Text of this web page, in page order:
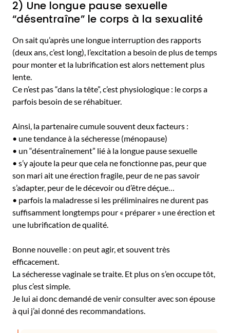
2) Une longue pause sexuelle
“désentraîne” le corps à la sexualité
On sait qu’après une longue interruption des rapports
(deux ans, c’est long), l’excitation a besoin de plus de temps
pour monter et la lubrification est alors nettement plus
lente.
Ce n’est pas “dans la tête”, c’est physiologique : le corps a
parfois besoin de se réhabituer.
Ainsi, la partenaire cumule souvent deux facteurs :
• une tendance à la sécheresse (ménopause)
• un “désentraînement” lié à la longue pause sexuelle
• s’y ajoute la peur que cela ne fonctionne pas, peur que
son mari ait une érection fragile, peur de ne pas savoir
s’adapter, peur de le décevoir ou d’être déçue…
• parfois la maladresse si les préliminaires ne durent pas
suffisamment longtemps pour « préparer » une érection et
une lubrification de qualité.
Bonne nouvelle : on peut agir, et souvent très
efficacement.
La sécheresse vaginale se traite. Et plus on s’en occupe tôt,
plus c’est simple.
Je lui ai donc demandé de venir consulter avec son épouse
à qui j’ai donné des recommandations.